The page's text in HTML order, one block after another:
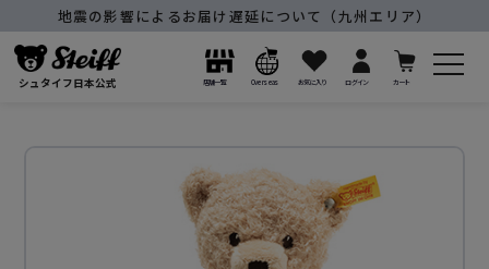
地震の影響によるお届け遅延について（九州エリア）
シュタイフ日本公式 店舗一覧 Overseas お気に入り ログイン カート